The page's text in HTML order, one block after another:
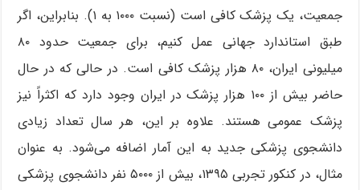
جمعیت، یک پزشک کافی است (نسبت ۱۰۰۰ به ۱). بنابراین، اگر
طبق استاندارد جهانی عمل کنیم، برای جمعیت حدود ۸۰
میلیونی ایران، ۸۰ هزار پزشک کافی است. در حالی که در حال
حاضر بیش از ۱۰۰ هزار پزشک در ایران وجود دارد که اکثراً نیز
پزشک عمومی هستند. علاوه بر این، هر سال تعداد زیادی
دانشجوی پزشکی جدید به این آمار اضافه می‌شود. به عنوان
مثال، در کنکور تجربی ۱۳۹۵، بیش از ۵۰۰۰ نفر دانشجوی پزشکی